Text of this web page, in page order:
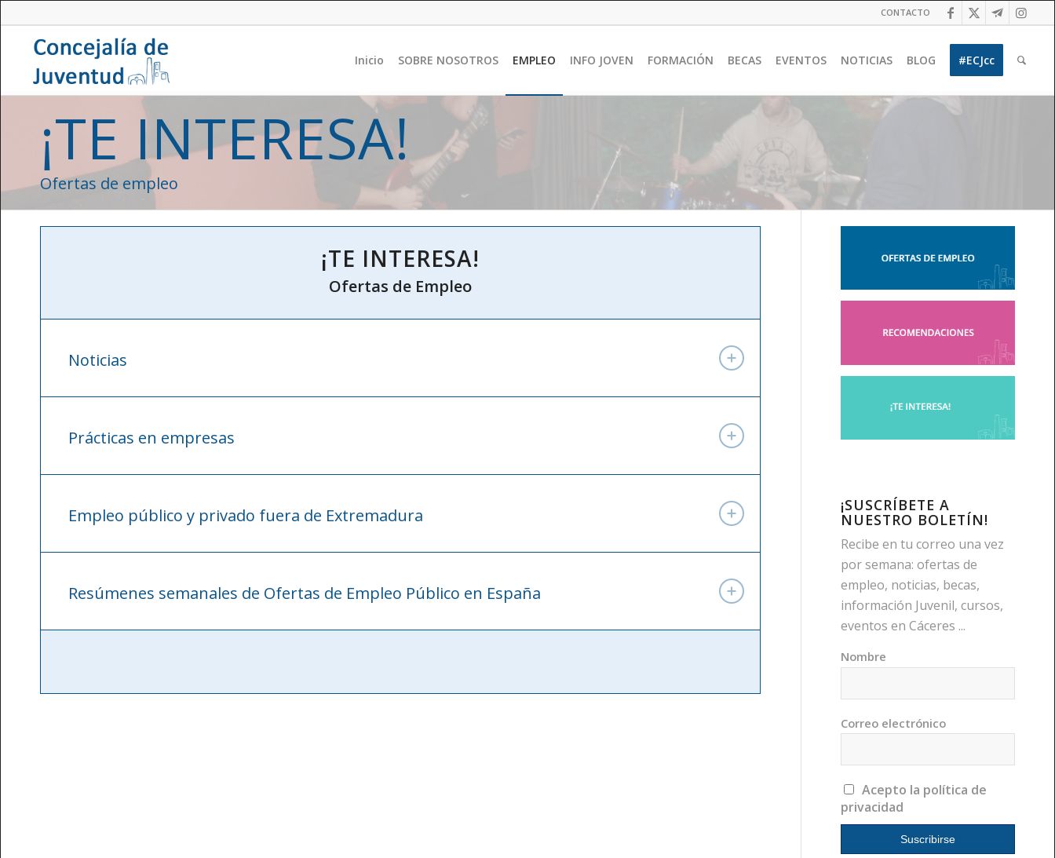
CONTACTO
Inicio SOBRE NOSOTROS EMPLEO INFO JOVEN FORMACIÓN BECAS EVENTOS NOTICIAS BLOG #ECJcc
¡TE INTERESA!
Ofertas de empleo
¡TE INTERESA!
Ofertas de Empleo
Noticias
Prácticas en empresas
Empleo público y privado fuera de Extremadura
Resúmenes semanales de Ofertas de Empleo Público en España
¡SUSCRÍBETE A
NUESTRO BOLETÍN!
Recibe en tu correo una vez
por semana: ofertas de
empleo, noticias, becas,
información Juvenil, cursos,
eventos en Cáceres ...
Nombre
Correo electrónico
Acepto la política de
privacidad